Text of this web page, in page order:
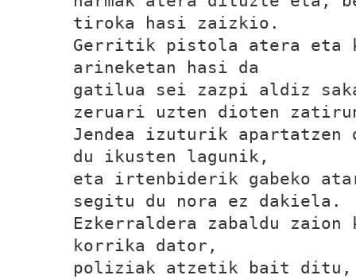
tiroka hasi zaizkio.
Gerritik pistola atera eta
arineketan hasi da
gatilua sei zazpi aldiz
zeruari uzten dioten
Jendea izuturik apartatzen
du ikusten lagunik,
eta irtenbiderik gabeko
segitu du nora ez dakiela.
Ezkerraldera zabaldu
korrika dator,
poliziak atzetik bait ditu,